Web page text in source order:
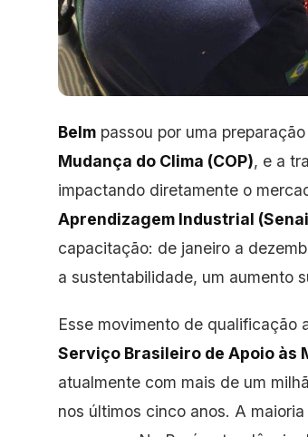
Belm passou por uma
Mudança do Clima (COP), e a
impactando diretamente o
Aprendizagem Industrial
capacitação: de janeiro a
a sustentabilidade, um aumento
Esse movimento de qualificação
Serviço Brasileiro de Apoio às
atualmente com mais de um
nos últimos cinco anos. A